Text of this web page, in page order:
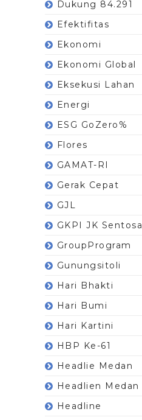
Dukung 84.291
Efektifitas
Ekonomi
Ekonomi Global
Eksekusi Lahan
Energi
ESG GoZero%
Flores
GAMAT-RI
Gerak Cepat
GJL
GKPI JK Sentosa
GroupProgram
Gunungsitoli
Hari Bhakti
Hari Bumi
Hari Kartini
HBP Ke-61
Headlie Medan
Headlien Medan
Headline